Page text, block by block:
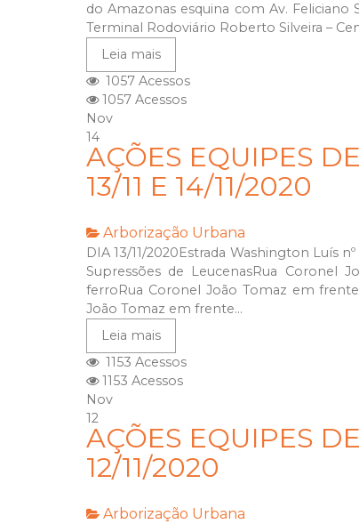
do Amazonas esquina com Av. Feliciano
Terminal Rodoviário Roberto Silveira –
Leia mais
1057 Acessos
1057 Acessos
Nov
14
AÇÕES EQUIPES
13/11 E 14/11/2020
Arborização Urbana
DIA 13/11/2020Estrada Washington Luís
Supressões de LeucenasRua Coronel
ferroRua Coronel João Tomaz em
João Tomaz em frente...
Leia mais
1153 Acessos
1153 Acessos
Nov
12
AÇÕES EQUIPES
12/11/2020
Arborização Urbana